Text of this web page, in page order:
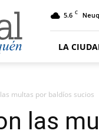
5.6 C
LA
multas por baldíos sucios
las